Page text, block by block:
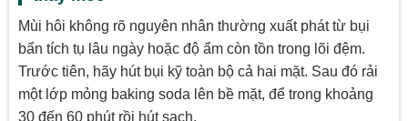
Mùi hôi không rõ nguyên nhân thường xuất phát từ bụi
bẩn tích tụ lâu ngày hoặc độ ẩm còn tồn trong lõi đệm.
Trước tiên, hãy hút bụi kỹ toàn bộ cả hai mặt. Sau đó rải
một lớp mỏng baking soda lên bề mặt, để trong khoảng
30 đến 60 phút rồi hút sạch.